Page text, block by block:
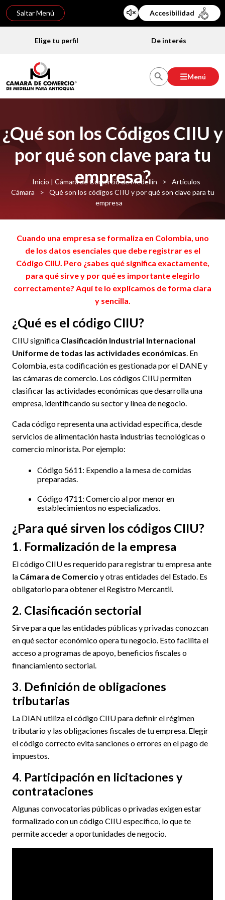
Saltar Menú Accesibilidad
Elige tu perfil De interés
Menú
¿Qué son los Códigos CIIU y
por qué son clave para tu
empresa?
Inicio | Cámara de Comercio de Medellín >
Artículos
Cámara
>
Qué son los códigos CIIU y por qué son clave para tu
empresa
Cuando una empresa se formaliza en Colombia, uno
de los datos esenciales que debe registrar es el
Código CIIU. Pero ¿sabes qué significa exactamente,
para qué sirve y por qué es importante elegirlo
correctamente? Aquí te lo explicamos de forma clara
y sencilla.
¿Qué es el código CIIU?
CIIU significa Clasificación Industrial Internacional
Uniforme de todas las actividades económicas. En
Colombia, esta codificación es gestionada por el DANE y
las cámaras de comercio. Los códigos CIIU permiten
clasificar las actividades económicas que desarrolla una
empresa, identificando su sector y línea de negocio.
Cada código representa una actividad específica, desde
servicios de alimentación hasta industrias tecnológicas o
comercio minorista. Por ejemplo:
Código 5611: Expendio a la mesa de comidas
preparadas.
Código 4711: Comercio al por menor en
establecimientos no especializados.
¿Para qué sirven los códigos CIIU?
1. Formalización de la empresa
El código CIIU es requerido para registrar tu empresa ante
la Cámara de Comercio y otras entidades del Estado. Es
obligatorio para obtener el Registro Mercantil.
2. Clasificación sectorial
Sirve para que las entidades públicas y privadas conozcan
en qué sector económico opera tu negocio. Esto facilita el
acceso a programas de apoyo, beneficios fiscales o
financiamiento sectorial.
3. Definición de obligaciones
tributarias
La DIAN utiliza el código CIIU para definir el régimen
tributario y las obligaciones fiscales de tu empresa. Elegir
el código correcto evita sanciones o errores en el pago de
impuestos.
4. Participación en licitaciones y
contrataciones
Algunas convocatorias públicas o privadas exigen estar
formalizado con un código CIIU específico, lo que te
permite acceder a oportunidades de negocio.